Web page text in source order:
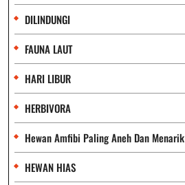
DILINDUNGI
FAUNA LAUT
HARI LIBUR
HERBIVORA
Hewan Amfibi Paling Aneh Dan Menarik
HEWAN HIAS